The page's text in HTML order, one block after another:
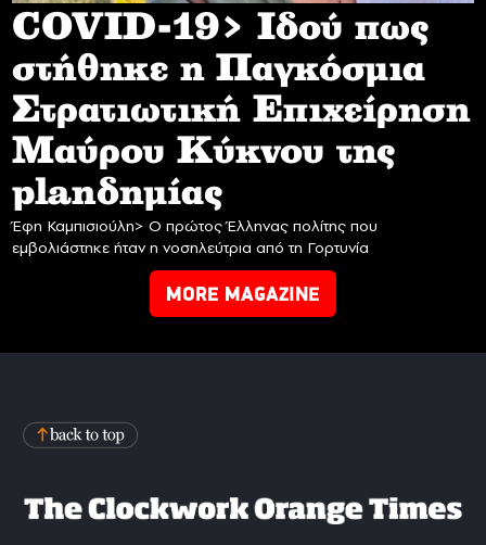
COVID-19> Iδού πως
στήθηκε η Παγκόσμια
Στρατιωτική Επιχείρηση
Mαύρου Κύκνου της
planδημίας
Έφη Καμπισιούλη> Ο πρώτος Έλληνας πολίτης που
εμβολιάστηκε ήταν η νοσηλεύτρια από τη Γορτυνία
MORE MAGAZINE